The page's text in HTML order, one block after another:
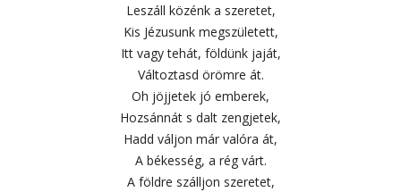
Leszáll közénk a szeretet,
Kis Jézusunk megszületett,
Itt vagy tehát, földünk jaját,
Változtasd örömre át.
Oh jöjjetek jó emberek,
Hozsánnát s dalt zengjetek,
Hadd váljon már valóra át,
A békesség, a rég várt.
A földre szálljon szeretet,